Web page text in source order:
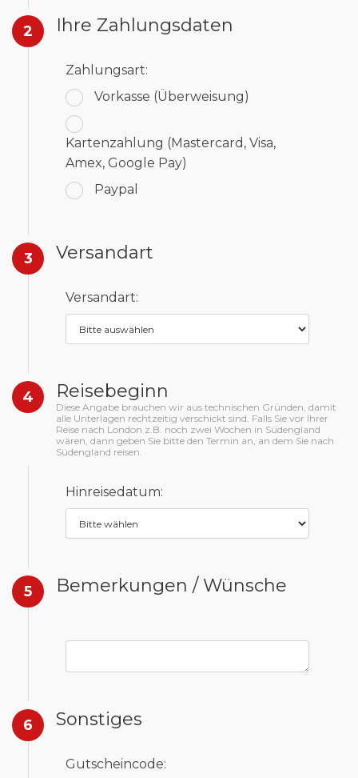
2 Ihre Zahlungsdaten
Zahlungsart:
Vorkasse (Überweisung)
Kartenzahlung (Mastercard, Visa,
Amex, Google Pay)
Paypal
3 Versandart
Versandart:
4 Reisebeginn
Diese Angabe brauchen wir aus technischen Gründen, damit
alle Unterlagen rechtzeitig verschickt sind. Falls Sie vor Ihrer
Reise nach London z.B. noch zwei Wochen in Südengland
wären, dann geben Sie bitte den Termin an, an dem Sie nach
Südengland reisen.
Hinreisedatum:
5 Bemerkungen / Wünsche
6 Sonstiges
Gutscheincode: